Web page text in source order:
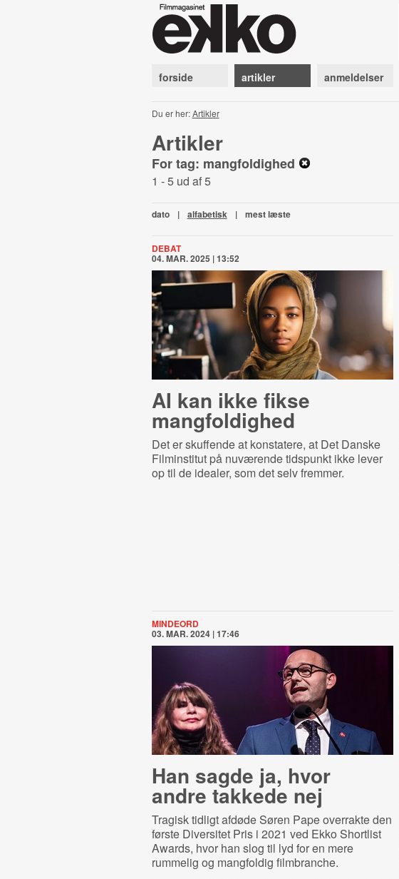
forside artikler anmeldelser
Du er her:Artikler
Artikler
For tag: mangfoldighed
1 - 5 ud af 5
dato | alfabetisk | mest læste
DEBAT
04. MAR. 2025 | 13:52
AI kan ikke fikse
mangfoldighed
Det er skuffende at konstatere, at Det Danske
Filminstitut på nuværende tidspunkt ikke lever
op til de idealer, som det selv fremmer.
MINDEORD
03. MAR. 2024 | 17:46
Han sagde ja, hvor
andre takkede nej
Tragisk tidligt afdøde Søren Pape overrakte den
første Diversitet Pris i 2021 ved Ekko Shortlist
Awards, hvor han slog til lyd for en mere
rummelig og mangfoldig filmbranche.